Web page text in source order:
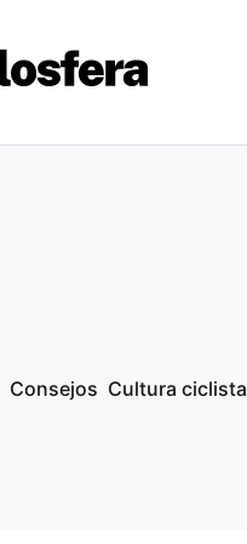
Consejos Cultura ciclista